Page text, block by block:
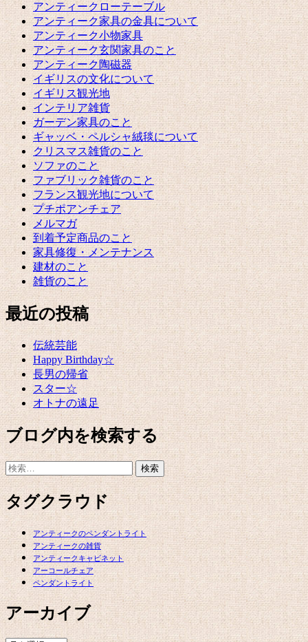
アンティークローテーブル
アンティーク家具の金具について
アンティーク小物家具
アンティーク玄関家具のこと
アンティーク陶磁器
イギリスの文化について
イギリス観光地
インテリア雑貨
ガーデン家具のこと
ギャッベ・ペルシャ絨毯について
クリスマス雑貨のこと
ソファのこと
ファブリック雑貨のこと
フランス観光地について
プチポアンチェア
メルマガ
到着予定商品のこと
家具修復・メンテナンス
建材のこと
雑貨のこと
最近の投稿
伝統芸能
Happy Birthday☆
長男の帰省
スター☆
オトナの遠足
ブログ内を検索する
検
索:
タグクラウド
アンティークのペンダントライト
アンティークの雑貨
アンティークキャビネット
アーコールチェア
ペンダントライト
アーカイブ